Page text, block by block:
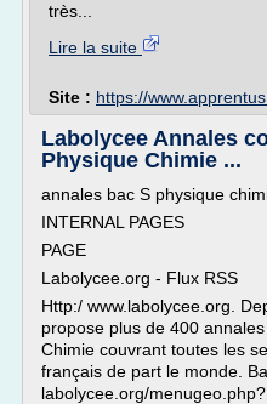
très...
Lire la suite
Site : https://
Labolycee Annales
Physique Chimie ...
annales bac S physique
INTERNAL PAGES
PAGE
Labolycee.org - Flux RSS
Http:/ www.labolycee.org.
propose plus de 400
Chimie couvrant toutes les
français de part le monde.
labolycee.org/